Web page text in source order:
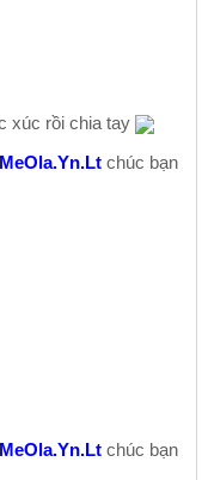
xúc rồi chia tay
chúc bạn
chúc bạn